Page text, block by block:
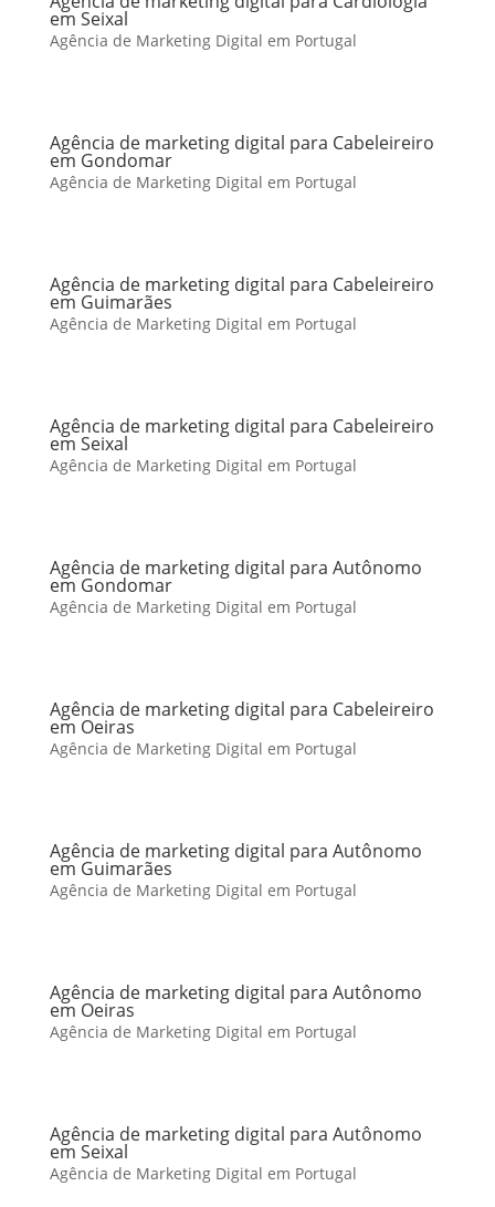
em Seixal
Agência de Marketing Digital em Portugal
Agência de marketing digital para Cabeleireiro
em Gondomar
Agência de Marketing Digital em Portugal
Agência de marketing digital para Cabeleireiro
em Guimarães
Agência de Marketing Digital em Portugal
Agência de marketing digital para Cabeleireiro
em Seixal
Agência de Marketing Digital em Portugal
Agência de marketing digital para Autônomo
em Gondomar
Agência de Marketing Digital em Portugal
Agência de marketing digital para Cabeleireiro
em Oeiras
Agência de Marketing Digital em Portugal
Agência de marketing digital para Autônomo
em Guimarães
Agência de Marketing Digital em Portugal
Agência de marketing digital para Autônomo
em Oeiras
Agência de Marketing Digital em Portugal
Agência de marketing digital para Autônomo
em Seixal
Agência de Marketing Digital em Portugal